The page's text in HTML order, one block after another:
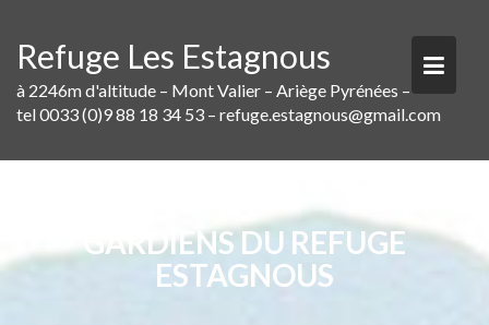
content
Refuge Les Estagnous
à 2246m d'altitude – Mont Valier – Ariège Pyrénées –
tel 0033 (0)9 88 18 34 53 – refuge.estagnous@gmail.com
GARDIENS DU REFUGE
ESTAGNOUS